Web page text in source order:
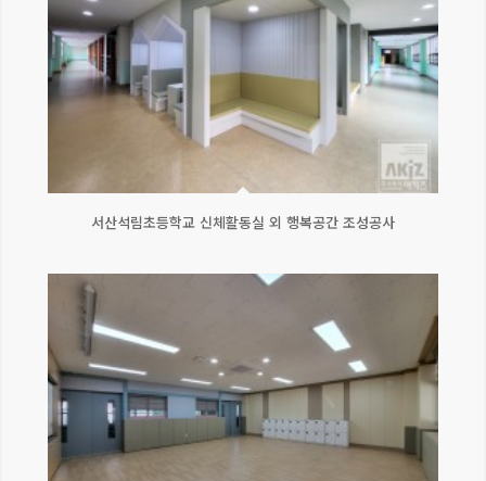
서산석림초등학교 신체활동실 외 행복공간 조성공사